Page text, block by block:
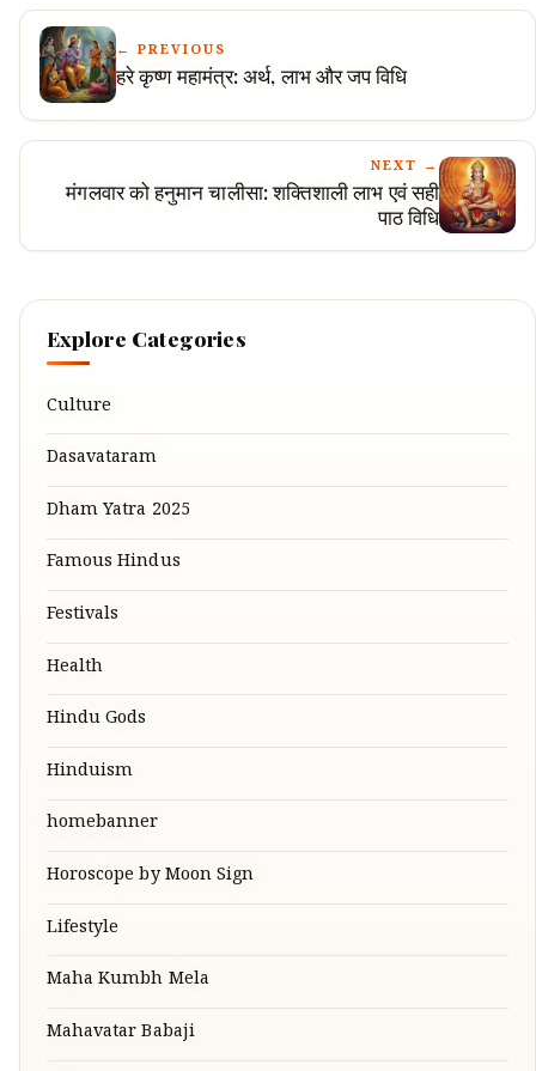
← PREVIOUS
हरे कृष्ण महामंत्र: अर्थ, लाभ और जप विधि
NEXT →
मंगलवार को हनुमान चालीसा: शक्तिशाली लाभ एवं सही
पाठ विधि
Explore Categories
Culture
Dasavataram
Dham Yatra 2025
Famous Hindus
Festivals
Health
Hindu Gods
Hinduism
homebanner
Horoscope by Moon Sign
Lifestyle
Maha Kumbh Mela
Mahavatar Babaji